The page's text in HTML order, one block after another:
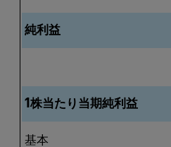
純利益
1株当たり当期純利益
基本